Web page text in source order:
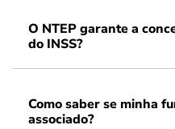
O NTEP garante a
do INSS?
Como saber se minha
associado?